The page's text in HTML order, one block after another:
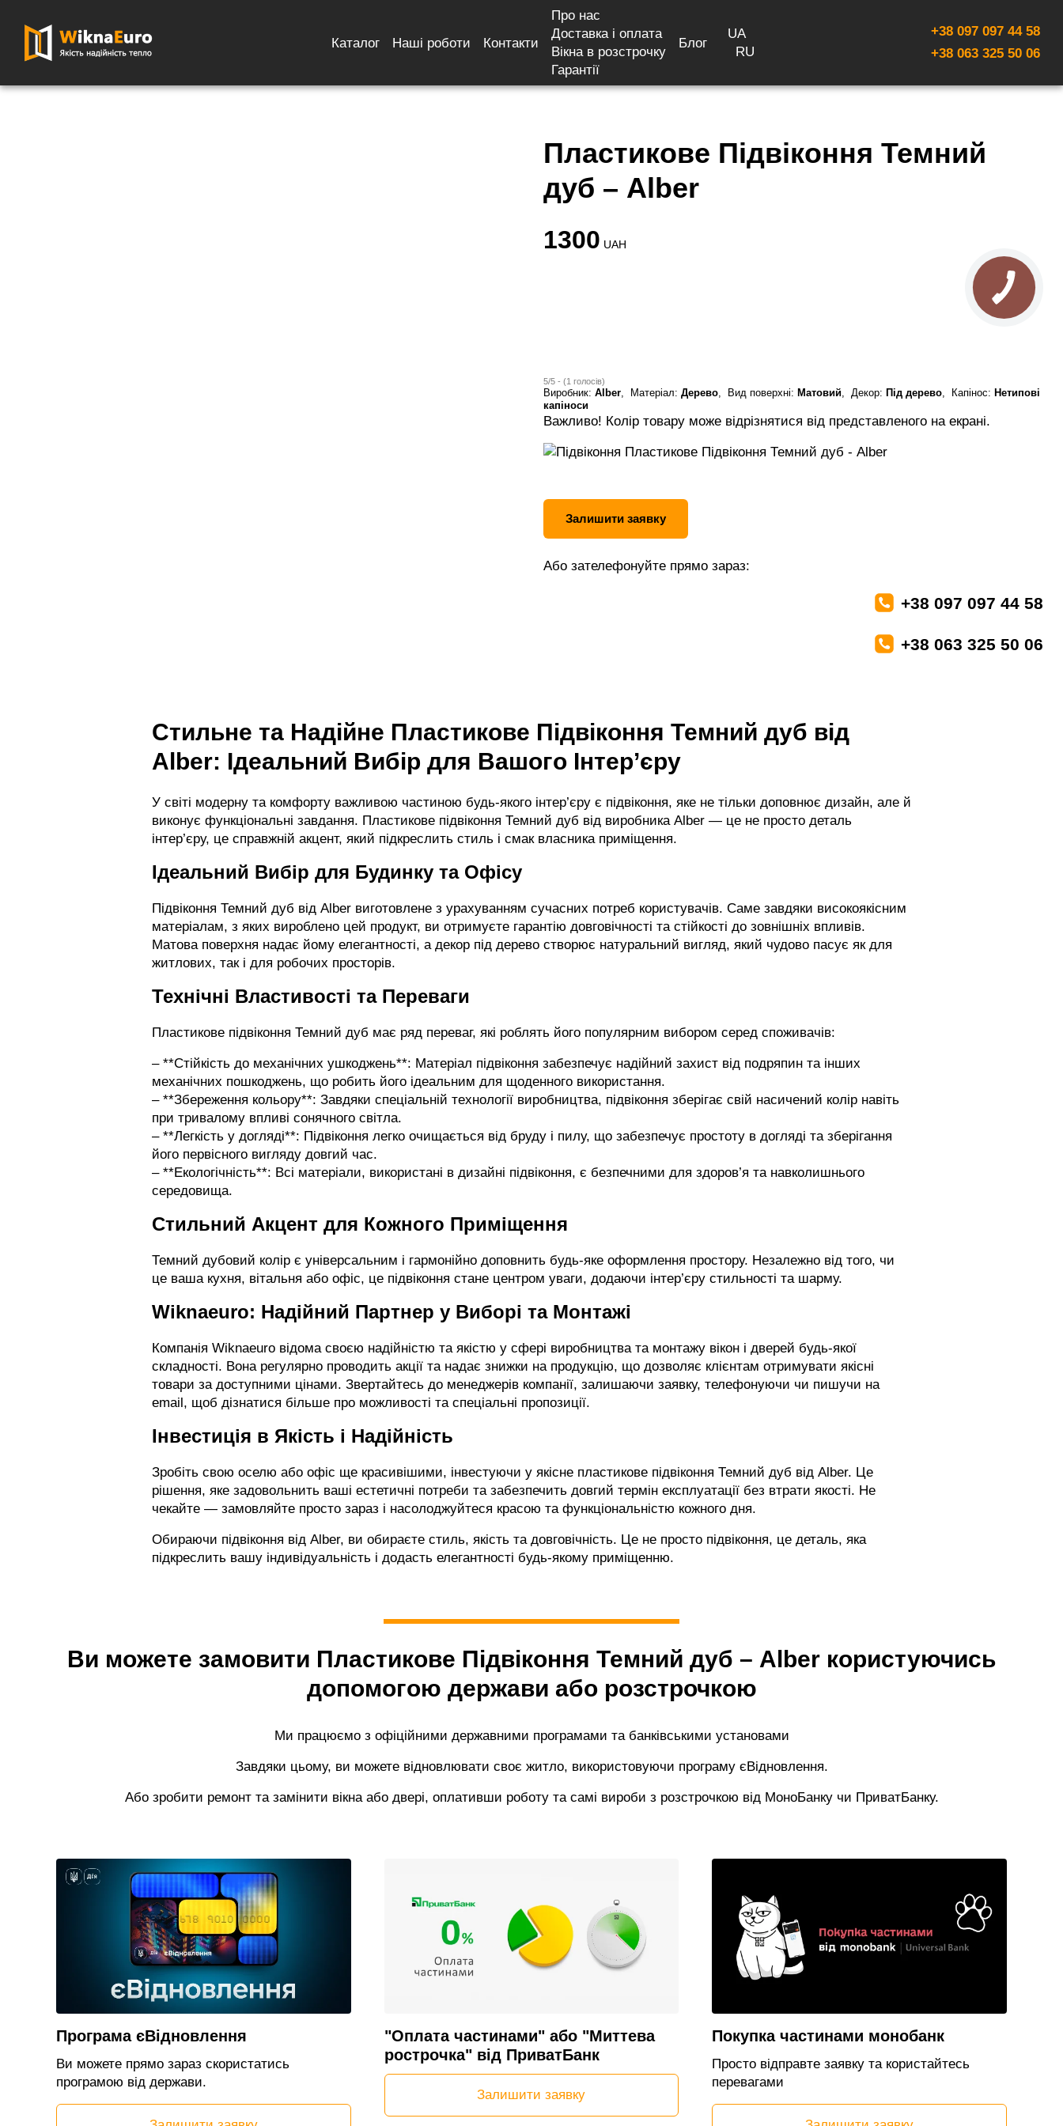
Каталог Наші роботи Контакти
Про нас
Доставка і оплата
Вікна в розстрочку
Гарантії
Блог
UA
RU
+38 097 097 44 58
+38 063 325 50 06
Головна сторінка»Каталог Пластикове Підвіконня Темний дуб – Alber
Пластикове Підвіконня Темний
дуб – Alber
1300 UAH
5/5 - (1 голосів)
Виробник: Alber, Матеріал: Дерево, Вид поверхні: Матовий, Декор: Під дерево, Капінос: Нетипові
капіноси
Важливо! Колір товару може відрізнятися від представленого на екрані.
Залишити заявку
Або зателефонуйте прямо зараз:
+38 097 097 44 58
+38 063 325 50 06
Стильне та Надійне Пластикове Підвіконня Темний дуб від
Alber: Ідеальний Вибір для Вашого Інтер’єру
У світі модерну та комфорту важливою частиною будь-якого інтер’єру є підвіконня, яке не тільки доповнює дизайн, але й
виконує функціональні завдання. Пластикове підвіконня Темний дуб від виробника Alber — це не просто деталь
інтер’єру, це справжній акцент, який підкреслить стиль і смак власника приміщення.
Ідеальний Вибір для Будинку та Офісу
Підвіконня Темний дуб від Alber виготовлене з урахуванням сучасних потреб користувачів. Саме завдяки високоякісним
матеріалам, з яких вироблено цей продукт, ви отримуєте гарантію довговічності та стійкості до зовнішніх впливів.
Матова поверхня надає йому елегантності, а декор під дерево створює натуральний вигляд, який чудово пасує як для
житлових, так і для робочих просторів.
Технічні Властивості та Переваги
Пластикове підвіконня Темний дуб має ряд переваг, які роблять його популярним вибором серед споживачів:
– **Стійкість до механічних ушкоджень**: Матеріал підвіконня забезпечує надійний захист від подряпин та інших
механічних пошкоджень, що робить його ідеальним для щоденного використання.
– **Збереження кольору**: Завдяки спеціальній технології виробництва, підвіконня зберігає свій насичений колір навіть
при тривалому впливі сонячного світла.
– **Легкість у догляді**: Підвіконня легко очищається від бруду і пилу, що забезпечує простоту в догляді та зберігання
його первісного вигляду довгий час.
– **Екологічність**: Всі матеріали, використані в дизайні підвіконня, є безпечними для здоров’я та навколишнього
середовища.
Стильний Акцент для Кожного Приміщення
Темний дубовий колір є універсальним і гармонійно доповнить будь-яке оформлення простору. Незалежно від того, чи
це ваша кухня, вітальня або офіс, це підвіконня стане центром уваги, додаючи інтер’єру стильності та шарму.
Wiknaeuro: Надійний Партнер у Виборі та Монтажі
Компанія Wiknaeuro відома своєю надійністю та якістю у сфері виробництва та монтажу вікон і дверей будь-якої
складності. Вона регулярно проводить акції та надає знижки на продукцію, що дозволяє клієнтам отримувати якісні
товари за доступними цінами. Звертайтесь до менеджерів компанії, залишаючи заявку, телефонуючи чи пишучи на
email, щоб дізнатися більше про можливості та спеціальні пропозиції.
Інвестиція в Якість і Надійність
Зробіть свою оселю або офіс ще красивішими, інвестуючи у якісне пластикове підвіконня Темний дуб від Alber. Це
рішення, яке задовольнить ваші естетичні потреби та забезпечить довгий термін експлуатації без втрати якості. Не
чекайте — замовляйте просто зараз і насолоджуйтеся красою та функціональністю кожного дня.
Обираючи підвіконня від Alber, ви обираєте стиль, якість та довговічність. Це не просто підвіконня, це деталь, яка
підкреслить вашу індивідуальність і додасть елегантності будь-якому приміщенню.
Ви можете замовити Пластикове Підвіконня Темний дуб – Alber користуючись
допомогою держави або розстрочкою
Ми працюємо з офіційними державними програмами та банківськими установами
Завдяки цьому, ви можете відновлювати своє житло, використовуючи програму єВідновлення.
Або зробити ремонт та замінити вікна або двері, оплативши роботу та самі вироби з розстрочкою від МоноБанку чи ПриватБанку.
Програма єВідновлення
Ви можете прямо зараз скористатись
програмою від держави.
"Оплата частинами" або "Миттева
рострочка" від ПриватБанк
Залишити заявку
Покупка частинами монобанк
Просто відправте заявку та користайтесь
перевагами